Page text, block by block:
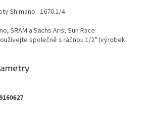
Shimano - 1670.1/4
SRAM a Sachs Aris, Sun Race
společně s ráčnou 1/2" (výrobek